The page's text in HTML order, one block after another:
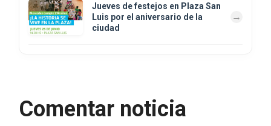
Jueves de festejos en Plaza San
Luis por el aniversario de la
ciudad
Comentar noticia